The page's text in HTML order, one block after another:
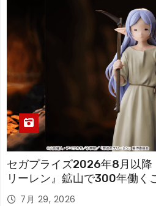
セガプライズ2026年8月以降
リーレン』鉱山で300年働く
「フリーレン」を立体化！
7月 29, 2026